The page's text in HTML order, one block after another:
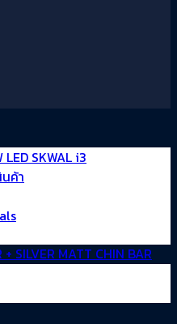
SKWAL i3
ค้า
SILVER MATT CHIN BAR